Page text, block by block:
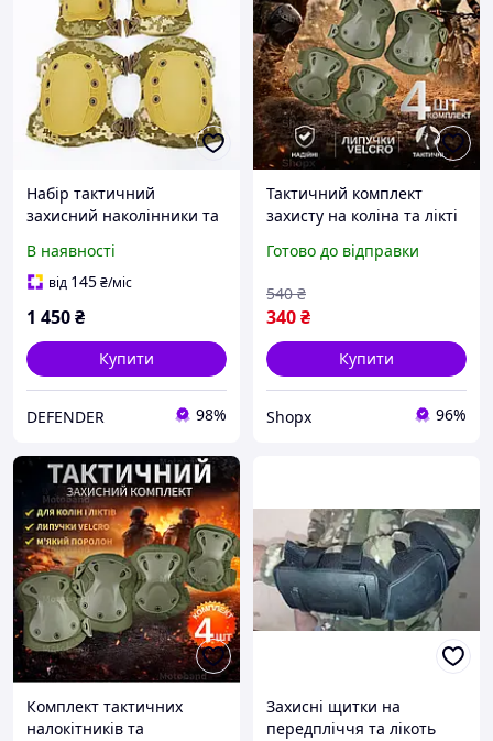
Набір тактичний
захисний наколінники та
Койот/ Комплект
захисних щитків на
В наявності
від 145₴/міс
1 450₴
Купити
DEFENDER 98%
Тактичний комплект
захисту на коліна та лікті
налокітники для
відпочинку
Готово до відправки
340₴
540 ₴
Купити
Shopx 96%
Комплект тактичних
налокітників та
Захисні щитки на
передпліччя та лікоть